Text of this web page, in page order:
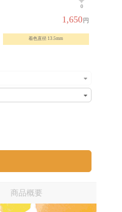
0
1,650円
着色直径 13.5mm
商品概要